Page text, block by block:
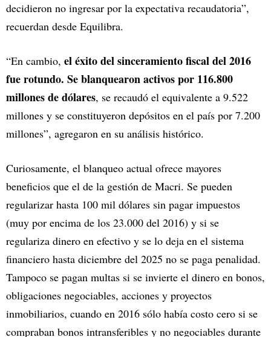
decidieron no ingresar por la expectativa recaudatoria”,
recuerdan desde Equilibra.
“En cambio, el éxito del sinceramiento fiscal del 2016
fue rotundo. Se blanquearon activos por 116.800
millones de dólares, se recaudó el equivalente a 9.522
millones y se constituyeron depósitos en el país por 7.200
millones”, agregaron en su análisis histórico.
Curiosamente, el blanqueo actual ofrece mayores
beneficios que el de la gestión de Macri. Se pueden
regularizar hasta 100 mil dólares sin pagar impuestos
(muy por encima de los 23.000 del 2016) y si se
regulariza dinero en efectivo y se lo deja en el sistema
financiero hasta diciembre del 2025 no se paga penalidad.
Tampoco se pagan multas si se invierte el dinero en bonos,
obligaciones negociables, acciones y proyectos
inmobiliarios, cuando en 2016 sólo había costo cero si se
compraban bonos intransferibles y no negociables durante